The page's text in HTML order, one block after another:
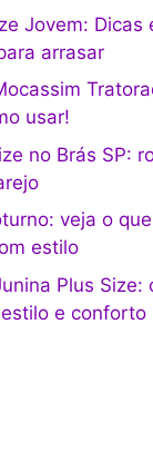
Jovem: Dicas
arrasar
usar!
no Brás SP:
veja o
estilo
Plus Size:
e conforto